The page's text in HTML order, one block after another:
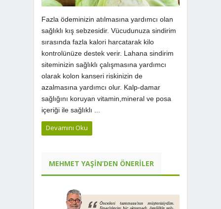
Fazla ödeminizin atılmasına yardımcı olan
sağlıklı kış sebzesidir. Vücudunuza sindirim
sırasında fazla kalori harcatarak kilo
kontrolünüze destek verir. Lahana sindirim
siteminizin sağlıklı çalışmasına yardımcı
olarak kolon kanseri riskinizin de
azalmasına yardımcı olur. Kalp-damar
sağlığını koruyan vitamin,mineral ve posa
içeriği ile sağlıklı ...
Devamını Oku
MEHMET YAŞIN’DEN ÖNERILER